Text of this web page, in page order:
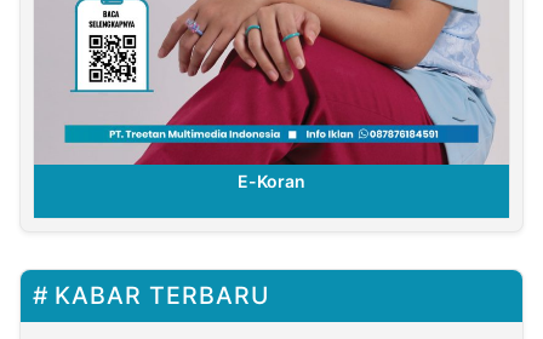
E-Koran
KABAR TERBARU